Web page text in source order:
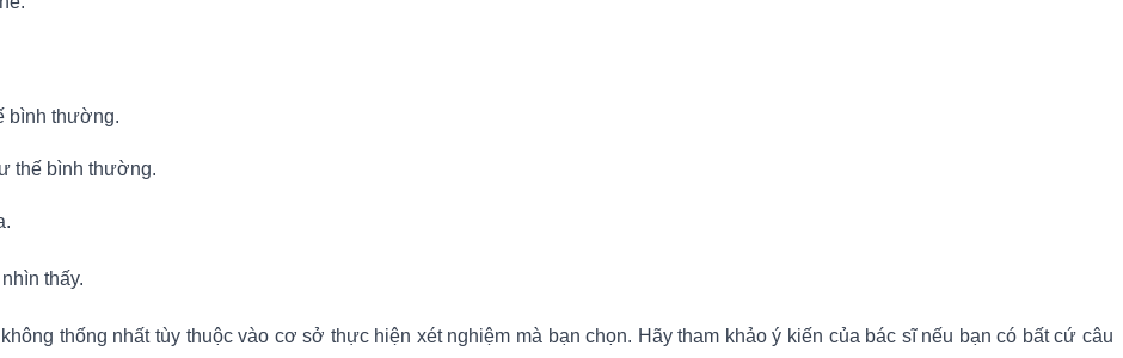
bình thường.
thế bình thường.
thấy.
thống nhất tùy thuộc vào cơ sở thực hiện xét nghiệm mà bạn chọn. Hãy tham khảo ý kiến của bác sĩ nếu bạn có bất cứ câu